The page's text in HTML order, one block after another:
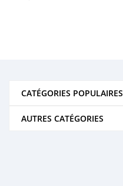
CATÉGORIES POPULAIRES
AUTRES CATÉGORIES